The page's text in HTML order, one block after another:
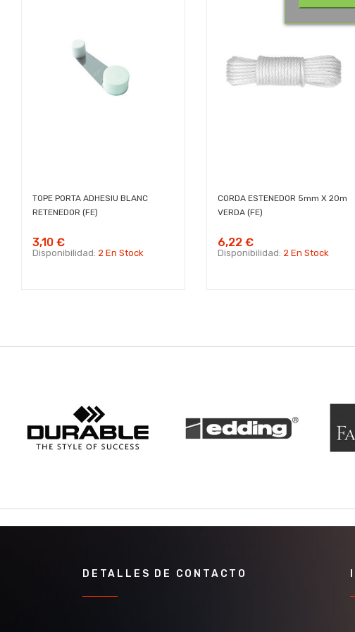
TOPE PORTA ADHESIU BLANC
RETENEDOR (FE)
3,10 €
Disponibilidad: 2 En Stock
CORDA ESTENEDOR 5mm X 20m
VERDA (FE)
6,22 €
Disponibilidad: 2 En Stock
DETALLES DE CONTACTO